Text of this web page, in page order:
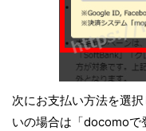
次にお支払い方法を選
いの場合は「docomo